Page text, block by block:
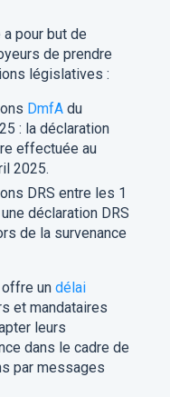
pour but de
de prendre
législatives :
DmfAdu
: la déclaration
effectuée au
2025.
DRS entre les 1
déclaration DRS
de la survenance
un délai
et mandataires
leurs
dans le cadre de
par messages